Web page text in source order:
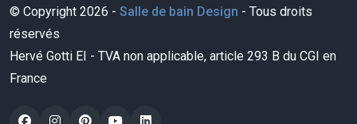
© Copyright 2026 - Salle de bain Design - Tous droits
réservés
Hervé Gotti EI - TVA non applicable, article 293 B du CGI en
France